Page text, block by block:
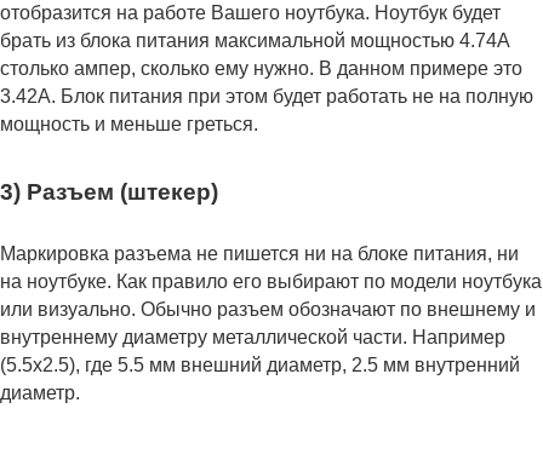
отобразится на работе Вашего ноутбука. Ноутбук будет
брать из блока питания максимальной мощностью 4.74А
столько ампер, сколько ему нужно. В данном примере это
3.42А. Блок питания при этом будет работать не на полную
мощность и меньше греться.
3) Разъем (штекер)
Маркировка разъема не пишется ни на блоке питания, ни
на ноутбуке. Как правило его выбирают по модели ноутбука
или визуально. Обычно разъем обозначают по внешнему и
внутреннему диаметру металлической части. Например
(5.5x2.5), где 5.5 мм внешний диаметр, 2.5 мм внутренний
диаметр.